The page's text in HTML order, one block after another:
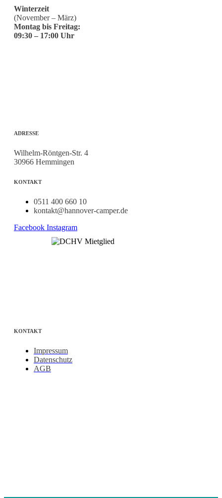
Winterzeit
(November – März)
Montag bis Freitag:
09:30 – 17:00 Uhr
ADRESSE
Wilhelm-Röntgen-Str. 4
30966 Hemmingen
KONTAKT
0511 400 660 10
kontakt@hannover-camper.de
Facebook Instagram
KONTAKT
Impressum
Datenschutz
AGB